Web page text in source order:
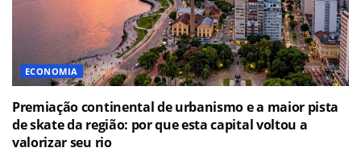
ECONOMIA
Premiação continental de urbanismo e a maior pista
de skate da região: por que esta capital voltou a
valorizar seu rio